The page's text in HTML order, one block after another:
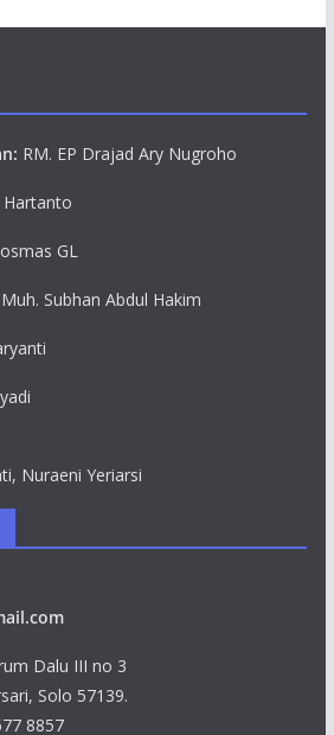
RM. EP Drajad Ary Nugroho
Hartanto
GL
Muh. Subhan Abdul Hakim
Nuraeni Yeriarsi
Dalu III no 3
Solo 57139.
8857